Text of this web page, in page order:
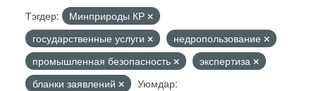
Тэгдер:
Минприроды КР
государственные услуги
недропользование
промышленная безопасность
экспертиза
бланки заявлений
Уюмдар: